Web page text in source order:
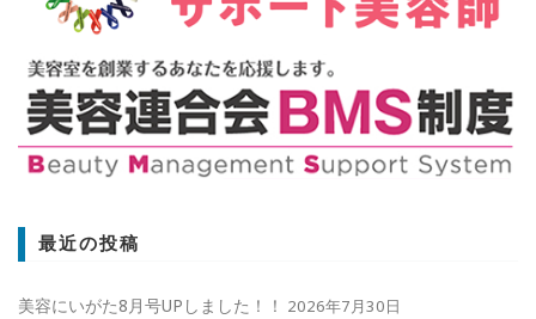
最近の投稿
美容にいがた8月号UPしました！！ 2026年7月30日